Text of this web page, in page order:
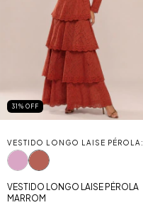
31 % OFF
VESTIDO LONGO LAISE PÉROLA:
VESTIDO LONGO LAISE PÉROLA
MARROM